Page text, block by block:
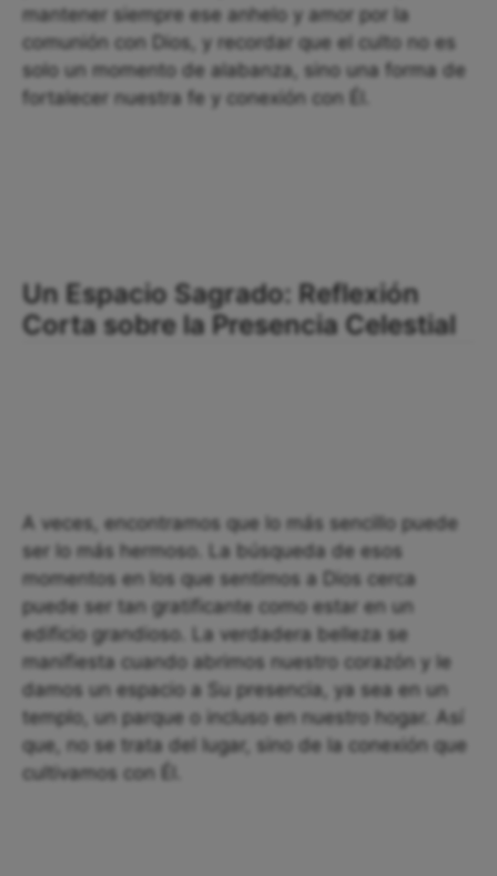
mantener siempre ese anhelo y amor por la
comunión con Dios, y recordar que el culto no es
solo un momento de alabanza, sino una forma de
fortalecer nuestra fe y conexión con Él.
Un Espacio Sagrado: Reflexión
Corta sobre la Presencia Celestial
A veces, encontramos que lo más sencillo puede
ser lo más hermoso. La búsqueda de esos
momentos en los que sentimos a Dios cerca
puede ser tan gratificante como estar en un
edificio grandioso. La verdadera belleza se
manifiesta cuando abrimos nuestro corazón y le
damos un espacio a Su presencia, ya sea en un
templo, un parque o incluso en nuestro hogar. Así
que, no se trata del lugar, sino de la conexión que
cultivamos con Él.